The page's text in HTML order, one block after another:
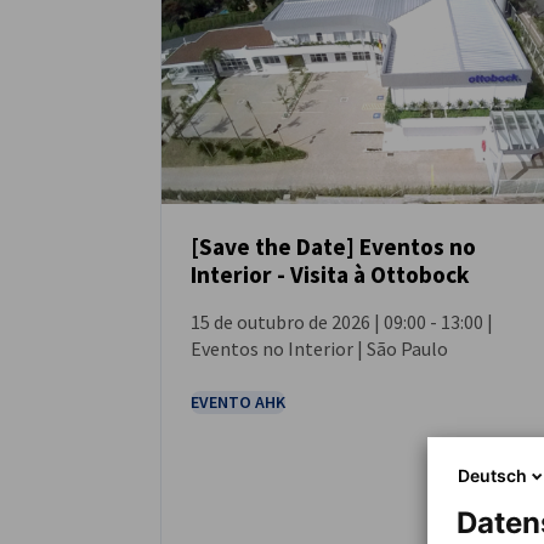
Brazil - Sao Paulo
[Save the Date] Eventos no
Interior - Visita à Ottobock
15 de outubro de 2026 | 09:00 - 13:00 |
Eventos no Interior | São Paulo
EVENTO AHK
Deutsch